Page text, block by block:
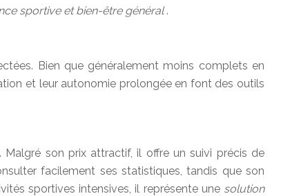
sportive et bien-être général .
Bien que généralement moins complets en
et leur autonomie prolongée en font des outils
son prix attractif, il offre un suivi précis de
facilement ses statistiques, tandis que son
sportives intensives, il représente une solution